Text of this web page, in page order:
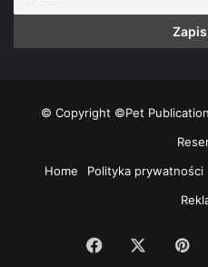
© Copyright ©Pet
Home
Polityka prywatności
Facebook